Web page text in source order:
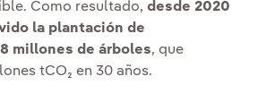
Como resultado, desde 2020
la plantación de
millones de árboles, que
tCO₂ en 30 años.